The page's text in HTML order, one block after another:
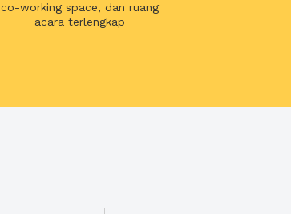
co-working space, dan ruang
acara terlengkap